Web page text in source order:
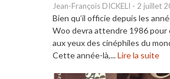
Jean-François DICKELI - 2 juillet
Bien qu’il officie depuis les
Woo devra attendre 1986 pour
aux yeux des cinéphiles du
Cette année-là,...Lire la suite